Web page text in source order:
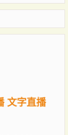
文字直播